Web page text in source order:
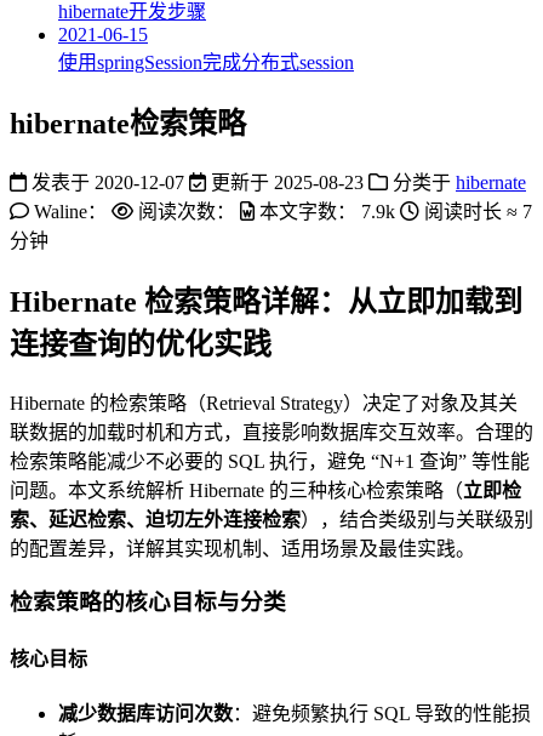
hibernate开发步骤
2021-06-15
使用springSession完成分布式session
hibernate检索策略
发表于 2020-12-07 更新于 2025-08-23 分类于 hibernate
Waline：
阅读次数： 本文字数： 7.9k 阅读时长 ≈ 7
分钟
Hibernate 检索策略详解：从立即加载到
连接查询的优化实践
Hibernate 的检索策略（Retrieval Strategy）决定了对象及其关
联数据的加载时机和方式，直接影响数据库交互效率。合理的
检索策略能减少不必要的 SQL 执行，避免 “N+1 查询” 等性能
问题。本文系统解析 Hibernate 的三种核心检索策略（立即检
索、延迟检索、迫切左外连接检索），结合类级别与关联级别
的配置差异，详解其实现机制、适用场景及最佳实践。
检索策略的核心目标与分类
核心目标
减少数据库访问次数：避免频繁执行 SQL 导致的性能损